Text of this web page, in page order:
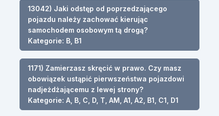
13042) Jaki odstęp od poprzedzającego
pojazdu należy zachować kierując
samochodem osobowym tą drogą?
Kategorie: B, B1
1171) Zamierzasz skręcić w prawo. Czy masz
obowiązek ustąpić pierwszeństwa pojazdowi
nadjeżdżającemu z lewej strony?
Kategorie: A, B, C, D, T, AM, A1, A2, B1, C1, D1